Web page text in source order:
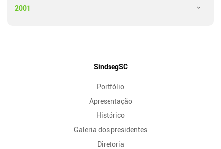
2001
SindsegSC
Portfólio
Apresentação
Histórico
Galeria dos presidentes
Diretoria